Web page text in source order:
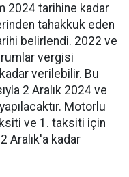
2024 tarihine kadar
tahakkuk eden
belirlendi. 2022 ve
vergisi
verilebilir. Bu
2 Aralık 2024 ve
Motorlu
ve 1. taksiti için
Aralık'a kadar